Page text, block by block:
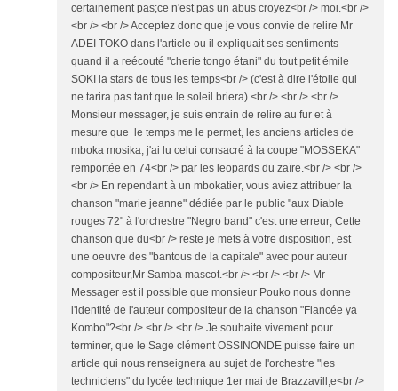
certainement pas;ce n'est pas un abus croyez<br /> moi.<br />
<br /> <br /> Acceptez donc que je vous convie de relire Mr
ADEI TOKO dans l'article ou il expliquait ses sentiments
quand il a reécouté "cherie tongo étani" du tout petit émile
SOKI la stars de tous les temps<br /> (c'est à dire l'étoile qui
ne tarira pas tant que le soleil briera).<br /> <br /> <br />
Monsieur messager, je suis entrain de relire au fur et à
mesure que le temps me le permet, les anciens articles de
mboka mosika; j'ai lu celui consacré à la coupe "MOSSEKA"
remportée en 74<br /> par les leopards du zaïre.<br /> <br />
<br /> En rependant à un mbokatier, vous aviez attribuer la
chanson "marie jeanne" dédiée par le public "aux Diable
rouges 72" à l'orchestre "Negro band" c'est une erreur; Cette
chanson que du<br /> reste je mets à votre disposition, est
une oeuvre des "bantous de la capitale" avec pour auteur
compositeur,Mr Samba mascot.<br /> <br /> <br /> Mr
Messager est il possible que monsieur Pouko nous donne
l'identité de l'auteur compositeur de la chanson "Fiancée ya
Kombo"?<br /> <br /> <br /> Je souhaite vivement pour
terminer, que le Sage clément OSSINONDE puisse faire un
article qui nous renseignera au sujet de l'orchestre "les
techniciens" du lycée technique 1er mai de Brazzavill;e<br />